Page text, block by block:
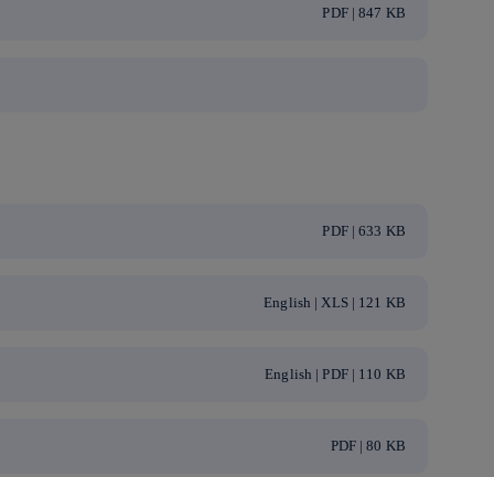
PDF | 847 KB
PDF | 633 KB
English | XLS | 121 KB
English | PDF | 110 KB
PDF | 80 KB